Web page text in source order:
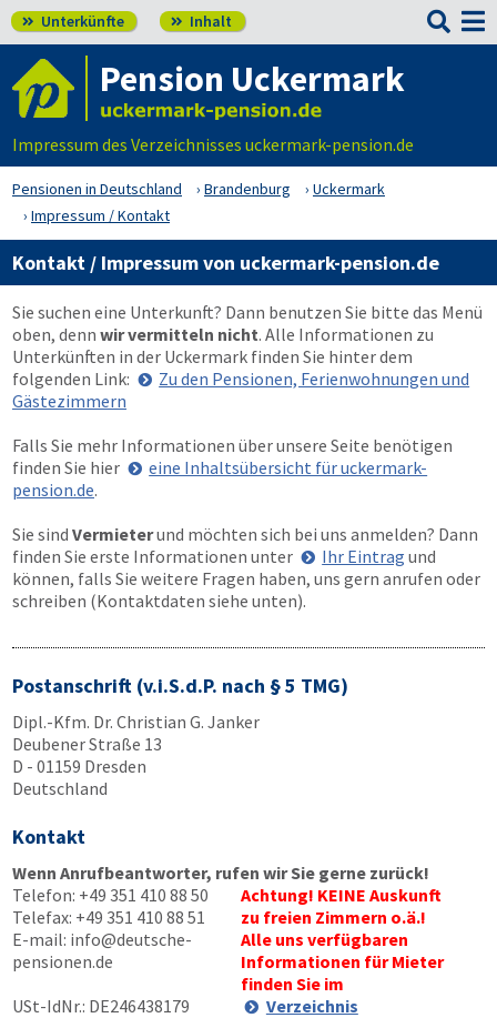
 Unterkünfte  Inhalt 
Pension Uckermark
Impressum des Verzeichnisses uckermark-pension.de
Pensionen in Deutschland Brandenburg
Uckermark
Impressum / Kontakt
Kontakt / Impressum von uckermark-pension.de
Sie suchen eine Unterkunft? Dann benutzen Sie bitte das Menü
oben, denn wir vermitteln nicht. Alle Informationen zu
Unterkünften in der Uckermark finden Sie hinter dem
folgenden Link:
Zu den Pensionen, Ferienwohnungen und
Gästezimmern
Falls Sie mehr Informationen über unsere Seite benötigen
finden Sie hier
eine Inhaltsübersicht für uckermark-
pension.de.
Sie sind Vermieterund möchten sich bei uns anmelden? Dann
finden Sie erste Informationen unter
Ihr Eintrag und
können, falls Sie weitere Fragen haben, uns gern anrufen oder
schreiben (Kontaktdaten siehe unten).
Postanschrift (v.i.S.d.P. nach § 5 TMG)
Dipl.-Kfm. Dr. Christian G. Janker
Deubener Straße 13
D - 01159 Dresden
Deutschland
Kontakt
Wenn Anrufbeantworter, rufen wir Sie gerne zurück!
Telefon: +49 351 410 88 50
Telefax: +49 351 410 88 51
E-mail: info@deutsche-
pensionen.de
USt-IdNr.: DE246438179
Achtung! KEINE Auskunft
zu freien Zimmern o.ä.!
Alle uns verfügbaren
Informationen für Mieter
finden Sie im
Verzeichnis